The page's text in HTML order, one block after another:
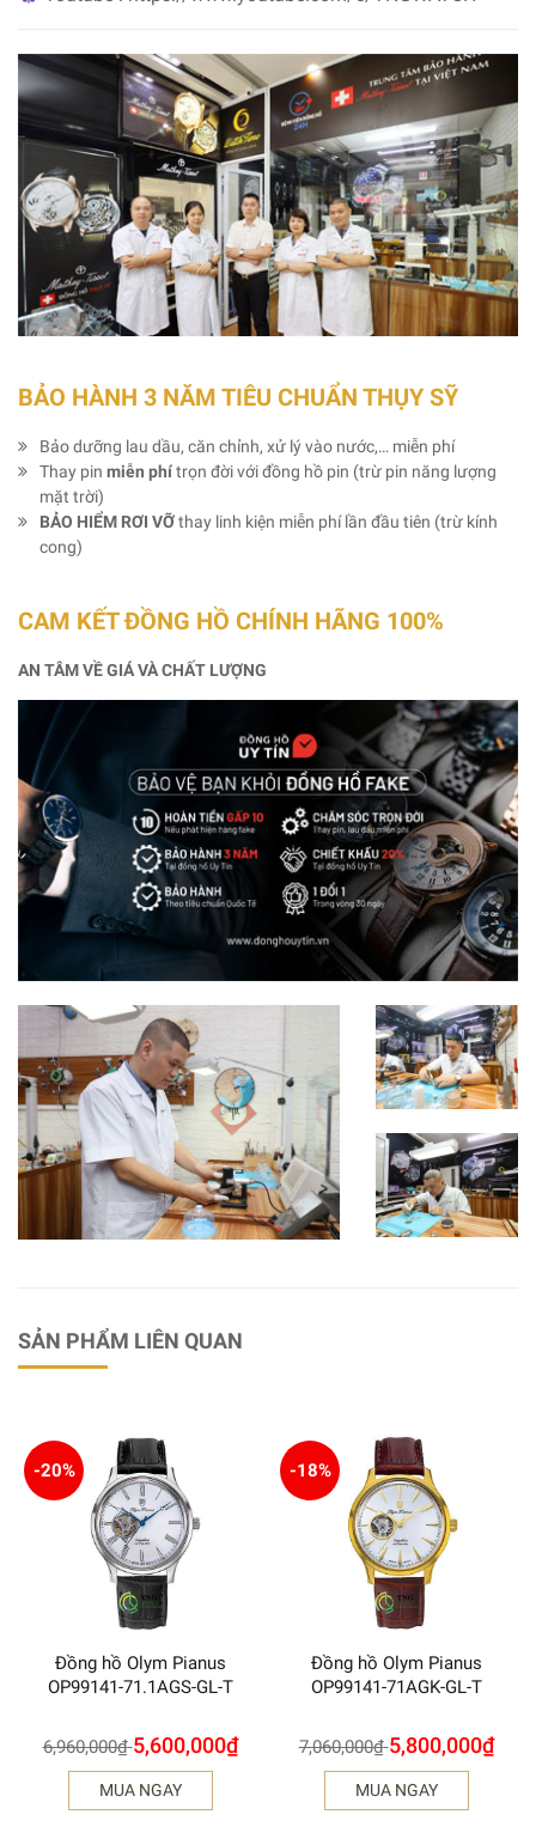
BẢO HÀNH 3 NĂM TIÊU CHUẨN THỤY SỸ
Bảo dưỡng lau dầu, căn chỉnh, xử lý vào nước,… miễn phí
Thay pin miễn phítrọn đời với đồng hồ pin (trừ pin năng lượng
mặt trời)
BẢO HIỂM RƠI VỠthay linh kiện miễn phí lần đầu tiên (trừ kính
cong)
CAM KẾT ĐỒNG HỒ CHÍNH HÃNG 100%
AN TÂM VỀ GIÁ VÀ CHẤT LƯỢNG
SẢN PHẨM LIÊN QUAN
-20%
Đồng hồ Olym Pianus
OP99141-71.1AGS-GL-T
6,960,000₫ 5,600,000₫
MUA NGAY
-18%
Đồng hồ Olym Pianus
OP99141-71AGK-GL-T
7,060,000₫ 5,800,000₫
MUA NGAY